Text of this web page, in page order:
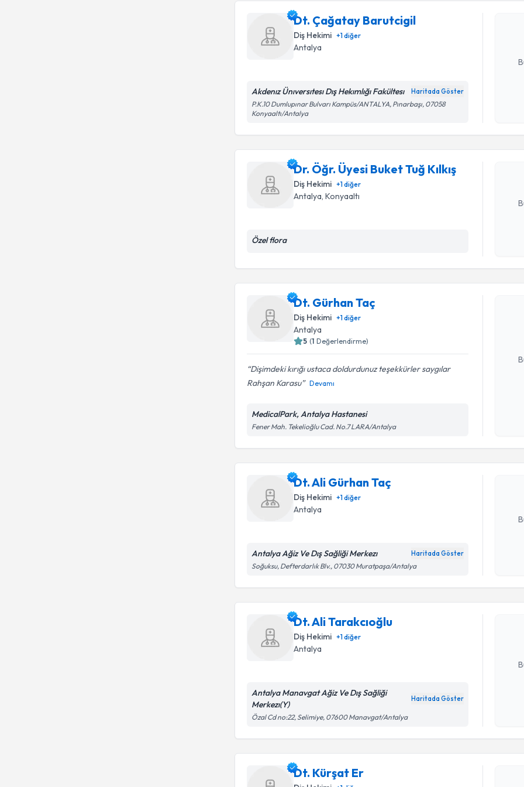
Dt. Çağatay Barutcigil
Diş Hekimi +1diğer
Antalya
Akdenız Ünıversıtesı Dış Hekımlığı Fakültesı Haritada Göster
P.K.10 Dumlupınar Bulvarı Kampüs/ANTALYA, Pınarbaşı, 07058
Konyaaltı/Antalya
Size bu
Dr. Öğr. Üyesi Buket Tuğ Kılkış
Diş Hekimi +1diğer
Antalya ,Konyaaltı
Özel flora
oluşturun.
Dt. Gürhan Taç
Diş Hekimi +1diğer
Antalya
5 (1 Değerlendirme)
Dişimdeki kırığı ustaca doldurdunuz teşekkürler saygılar
Rahşan Karasu
Devamı
MedicalPark, Antalya Hastanesi
Fener Mah. Tekelioğlu Cad. No.7 LARA/Antalya
Randevu
Dt.
Dt. Ali Gürhan Taç
Diş Hekimi +1diğer
Antalya
Antalya Ağiz Ve Dış Sağliği Merkezı Haritada Göster
Soğuksu, Defterdarlık Blv., 07030 Muratpaşa/Antalya
Dt. Ali Tarakcıoğlu
Diş Hekimi +1diğer
Antalya
Antalya Manavgat Ağiz Ve Dış Sağliği
Merkezı(Y)
Haritada Göster
Özal Cd no:22, Selimiye, 07600 Manavgat/Antalya
Dt. Ali
bu
Dt. Kürşat Er
Dt.
uzmandan